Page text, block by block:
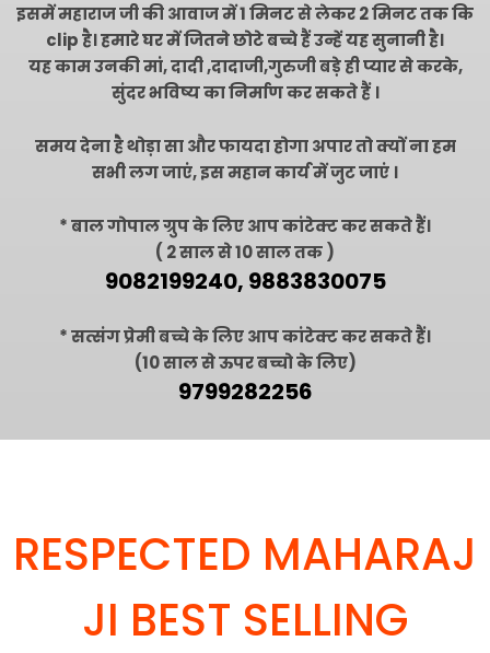
इसमें महाराज जी की आवाज में 1 मिनट से लेकर 2 मिनट तक कि
clip है। हमारे घर में जितने छोटे बच्चे हैं उन्हें यह सुनानी है।
यह काम उनकी मां, दादी ,दादाजी,गुरुजी बड़े ही प्यार से करके,
सुंदर भविष्य का निर्माण कर सकते हैं ।
समय देना है थोड़ा सा और फायदा होगा अपार तो क्यों ना हम
सभी लग जाएं, इस महान कार्य में जुट जाएं ।
* बाल गोपाल ग्रुप के लिए आप कांटेक्ट कर सकते हैं।
( 2 साल से 10 साल तक )
9082199240, 9883830075
* सत्संग प्रेमी बच्चे के लिए आप कांटेक्ट कर सकते हैं।
(10 साल से ऊपर बच्चो के लिए)
9799282256
RESPECTED MAHARAJ
JI BEST SELLING